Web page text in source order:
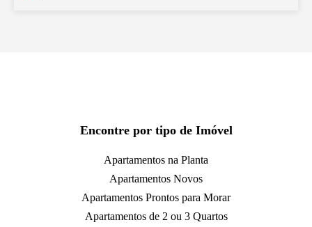
Encontre por tipo de Imóvel
Apartamentos na Planta
Apartamentos Novos
Apartamentos Prontos para Morar
Apartamentos de 2 ou 3 Quartos